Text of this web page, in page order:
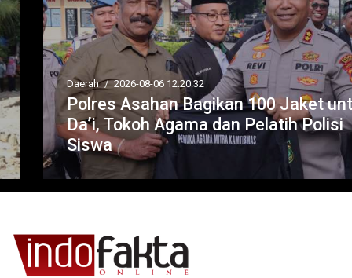
Daerah 2026-08-06 12:20:32
Polres Asahan Bagikan 100 Jaket untuk
Da’i, Tokoh Agama dan Pelatih Polisi
Siswa